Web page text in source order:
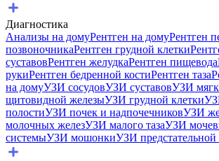
Диагностика
Анализы на домуРентген на домуРентген
позвоночникаРентген грудной клетки
суставовРентген желудкаРентген пищевода
рукиРентген бедренной костиРентген таза
на домуУЗИ сосудовУЗИ суставовУЗИ
щитовидной железыУЗИ грудной клетки
полостиУЗИ почек и надпочечниковУЗИ
молочных железУЗИ малого тазаУЗИ
системыУЗИ мошонкиУЗИ